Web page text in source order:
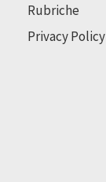
Rubriche
Privacy Policy